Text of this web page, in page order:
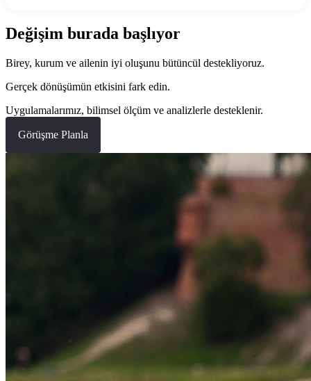
Değişim burada başlıyor
Birey, kurum ve ailenin iyi oluşunu bütüncül destekliyoruz.
Gerçek dönüşümün etkisini fark edin.
Uygulamalarımız, bilimsel ölçüm ve analizlerle desteklenir.
Görüşme Planla